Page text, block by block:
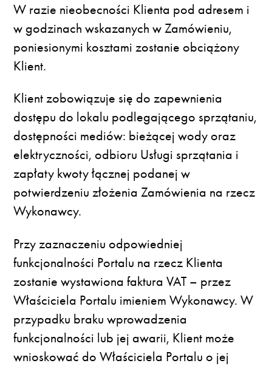
W razie nieobecności Klienta pod adresem i
w godzinach wskazanych w Zamówieniu,
poniesionymi kosztami zostanie obciążony
Klient.
Klient zobowiązuje się do zapewnienia
dostępu do lokalu podlegającego sprzątaniu,
dostępności mediów: bieżącej wody oraz
elektryczności, odbioru Usługi sprzątania i
zapłaty kwoty łącznej podanej w
potwierdzeniu złożenia Zamówienia na rzecz
Wykonawcy.
Przy zaznaczeniu odpowiedniej
funkcjonalności Portalu na rzecz Klienta
zostanie wystawiona faktura VAT – przez
Właściciela Portalu imieniem Wykonawcy. W
przypadku braku wprowadzenia
funkcjonalności lub jej awarii, Klient może
wnioskować do Właściciela Portalu o jej